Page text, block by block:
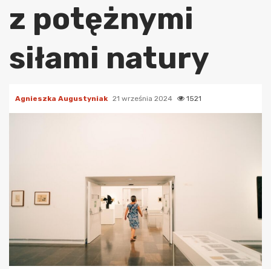
z potężnymi
siłami natury
Agnieszka Augustyniak 21 września 2024 1521